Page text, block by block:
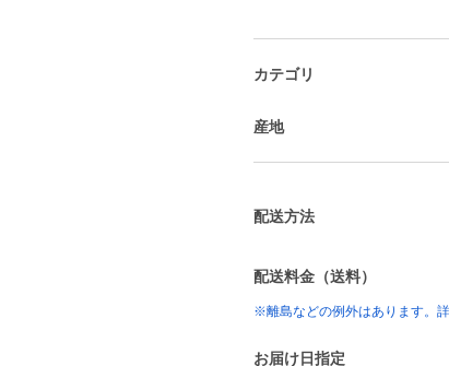
カテゴリ
産地
配送方法
配送料金（送料）
※離島などの例外はあります。
お届け日指定